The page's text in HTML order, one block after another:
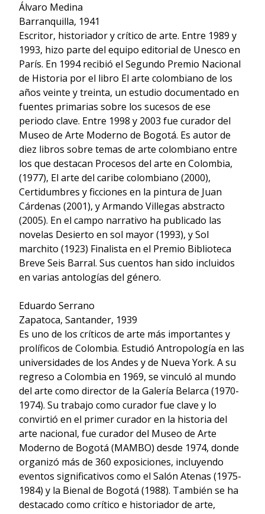
Álvaro Medina
Barranquilla, 1941
Escritor, historiador y crítico de arte. Entre 1989 y
1993, hizo parte del equipo editorial de Unesco en
París. En 1994 recibió el Segundo Premio Nacional
de Historia por el libro El arte colombiano de los
años veinte y treinta, un estudio documentado en
fuentes primarias sobre los sucesos de ese
periodo clave. Entre 1998 y 2003 fue curador del
Museo de Arte Moderno de Bogotá. Es autor de
diez libros sobre temas de arte colombiano entre
los que destacan Procesos del arte en Colombia,
(1977), El arte del caribe colombiano (2000),
Certidumbres y ficciones en la pintura de Juan
Cárdenas (2001), y Armando Villegas abstracto
(2005). En el campo narrativo ha publicado las
novelas Desierto en sol mayor (1993), y Sol
marchito (1923) Finalista en el Premio Biblioteca
Breve Seis Barral. Sus cuentos han sido incluidos
en varias antologías del género.
Eduardo Serrano
Zapatoca, Santander, 1939
Es uno de los críticos de arte más importantes y
prolíficos de Colombia. Estudió Antropología en las
universidades de los Andes y de Nueva York. A su
regreso a Colombia en 1969, se vinculó al mundo
del arte como director de la Galería Belarca (1970-
1974). Su trabajo como curador fue clave y lo
convirtió en el primer curador en la historia del
arte nacional, fue curador del Museo de Arte
Moderno de Bogotá (MAMBO) desde 1974, donde
organizó más de 360 exposiciones, incluyendo
eventos significativos como el Salón Atenas (1975-
1984) y la Bienal de Bogotá (1988). También se ha
destacado como crítico e historiador de arte,